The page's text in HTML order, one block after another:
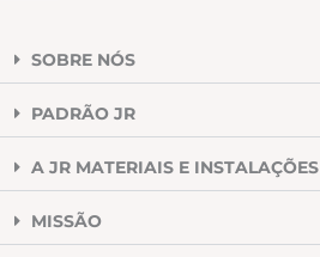
SOBRE NÓS
PADRÃO JR
A JR MATERIAIS E INSTALAÇÕES
MISSÃO